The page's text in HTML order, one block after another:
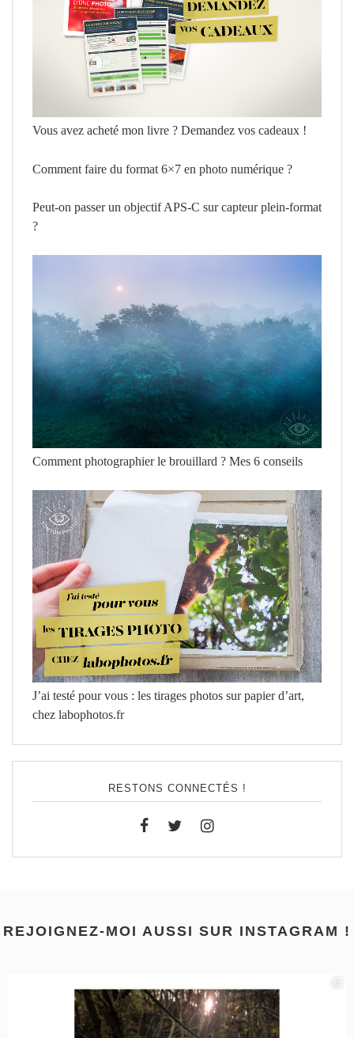
Vous avez acheté mon livre ? Demandez vos cadeaux !
Comment faire du format 6×7 en photo numérique ?
Peut-on passer un objectif APS-C sur capteur plein-format
?
Comment photographier le brouillard ? Mes 6 conseils
J’ai testé pour vous : les tirages photos sur papier d’art,
chez labophotos.fr
RESTONS CONNECTÉS !
REJOIGNEZ-MOI AUSSI SUR INSTAGRAM !